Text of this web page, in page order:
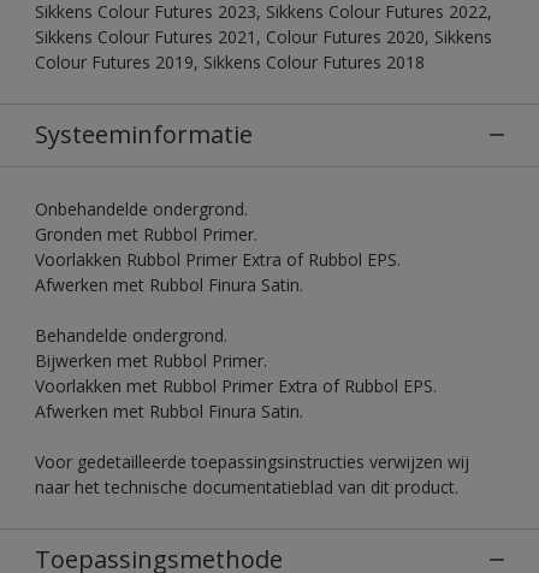
Sikkens Colour Futures 2023, Sikkens Colour Futures 2022,
Sikkens Colour Futures 2021, Colour Futures 2020, Sikkens
Colour Futures 2019, Sikkens Colour Futures 2018
Systeeminformatie
Onbehandelde ondergrond.
Gronden met Rubbol Primer.
Voorlakken Rubbol Primer Extra of Rubbol EPS.
Afwerken met Rubbol Finura Satin.
Behandelde ondergrond.
Bijwerken met Rubbol Primer.
Voorlakken met Rubbol Primer Extra of Rubbol EPS.
Afwerken met Rubbol Finura Satin.
Voor gedetailleerde toepassingsinstructies verwijzen wij
naar het technische documentatieblad van dit product.
Toepassingsmethode